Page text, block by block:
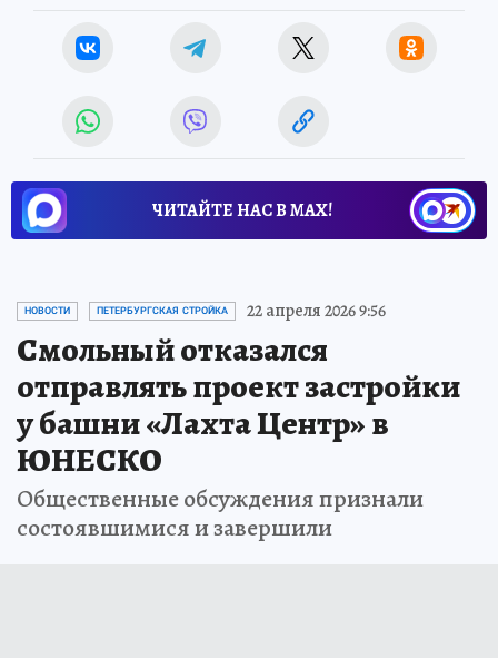
ЧИТАЙТЕ НАС В МАХ!
НОВОСТИ ПЕТЕРБУРГСКАЯ СТРОЙКА 22 апреля 2026 9:56
Смольный отказался
отправлять проект застройки
у башни «Лахта Центр» в
ЮНЕСКО
Общественные обсуждения признали
состоявшимися и завершили